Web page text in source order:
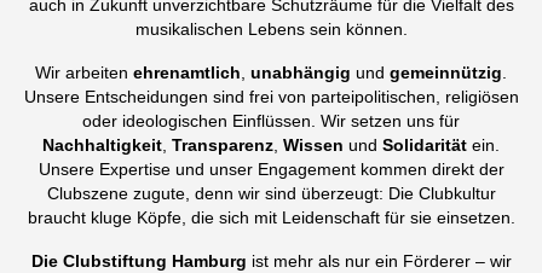
auch in Zukunft unverzichtbare Schutzräume für die Vielfalt des
musikalischen Lebens sein können.
Wir arbeiten ehrenamtlich, unabhängig und gemeinnützig.
Unsere Entscheidungen sind frei von parteipolitischen, religiösen
oder ideologischen Einflüssen. Wir setzen uns für
Nachhaltigkeit, Transparenz, Wissen und Solidarität ein.
Unsere Expertise und unser Engagement kommen direkt der
Clubszene zugute, denn wir sind überzeugt: Die Clubkultur
braucht kluge Köpfe, die sich mit Leidenschaft für sie einsetzen.
Die Clubstiftung Hamburg ist mehr als nur ein Förderer – wir